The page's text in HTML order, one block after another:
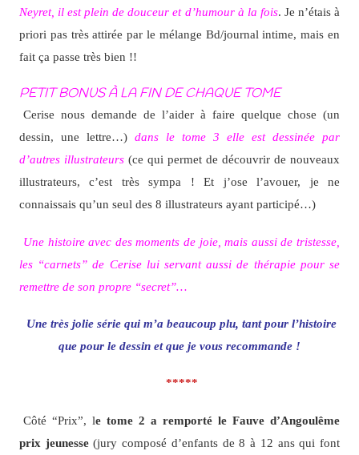
Neyret, il est plein de douceur et d’humour à la fois. Je n’étais à
priori pas très attirée par le mélange Bd/journal intime, mais en
fait ça passe très bien !!
PETIT BONUS À LA FIN DE CHAQUE TOME
Cerise nous demande de l’aider à faire quelque chose (un
dessin, une lettre…) dans le tome 3 elle est dessinée par
d’autres illustrateurs(ce qui permet de découvrir de nouveaux
illustrateurs, c’est très sympa ! Et j’ose l’avouer, je ne
connaissais qu’un seul des 8 illustrateurs ayant participé…)
Une histoire avec des moments de joie, mais aussi de tristesse,
les “carnets” de Cerise lui servant aussi de thérapie pour se
remettre de son propre “secret”…
Une très jolie série qui m’a beaucoup plu, tant pour l’histoire
que pour le dessin et que je vous recommande !
*****
Côté “Prix”, le tome 2 a remporté le Fauve d’Angoulême
prix jeunesse(jury composé d’enfants de 8 à 12 ans qui font